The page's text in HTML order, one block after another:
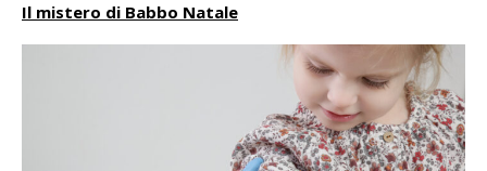
Il mistero di Babbo Natale